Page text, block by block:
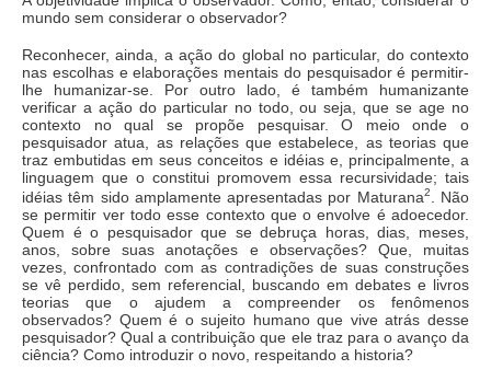
mundo sem considerar o observador?
Reconhecer, ainda, a ação do global no particular, do contexto
nas escolhas e elaborações mentais do pesquisador é permitir-
lhe humanizar-se. Por outro lado, é também humanizante
verificar a ação do particular no todo, ou seja, que se age no
contexto no qual se propõe pesquisar. O meio onde o
pesquisador atua, as relações que estabelece, as teorias que
traz embutidas em seus conceitos e idéias e, principalmente, a
linguagem que o constitui promovem essa recursividade; tais
idéias têm sido amplamente apresentadas por Maturana2
. Não
se permitir ver todo esse contexto que o envolve é adoecedor.
Quem é o pesquisador que se debruça horas, dias, meses,
anos, sobre suas anotações e observações? Que, muitas
vezes, confrontado com as contradições de suas construções
se vê perdido, sem referencial, buscando em debates e livros
teorias que o ajudem a compreender os fenômenos
observados? Quem é o sujeito humano que vive atrás desse
pesquisador? Qual a contribuição que ele traz para o avanço da
ciência? Como introduzir o novo, respeitando a historia?